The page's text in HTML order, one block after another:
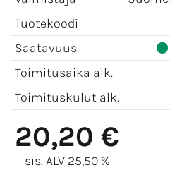
Tuotekoodi
Saatavuus
Toimitusaika alk.
Toimituskulut alk.
20,20 €
sis. ALV 25,50 %